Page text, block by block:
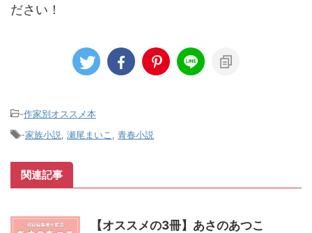
ださい！
-作家別オススメ本
-家族小説 瀬尾まいこ 青春小説
関連記事
【オススメの3冊】あさのあつこ